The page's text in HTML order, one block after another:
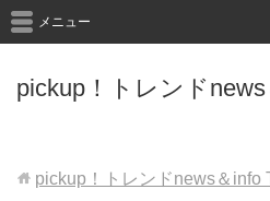
pickup！トレンド
メニュー
pickup！トレンドnews＆info